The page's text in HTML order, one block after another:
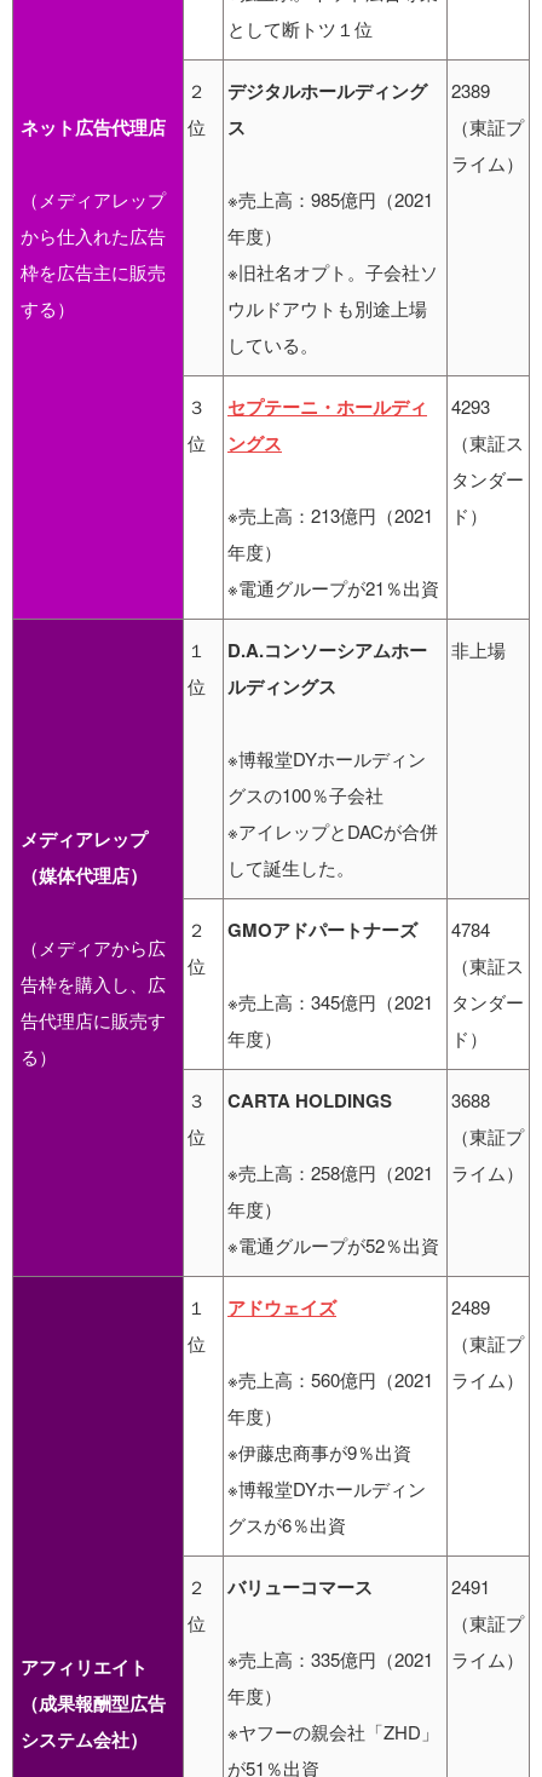
ネット広告代理店
（メディアレップ
から仕入れた広告
枠を広告主に販売
する）
として断トツ１位
２
位
デジタルホールディング
ス
※売上高：985億円（2021
年度）
※旧社名オプト。子会社ソ
ウルドアウトも別途上場
している。
2389
（東証プ
ライム）
３
位
セプテーニ・ホールディ
ングス
※売上高：213億円（2021
年度）
※電通グループが21％出資
4293
（東証ス
タンダー
ド）
メディアレップ
（媒体代理店）
（メディアから広
告枠を購入し、広
告代理店に販売す
る）
１
位
D.A.コンソーシアムホー
ルディングス
※博報堂DYホールディン
グスの100％子会社
※アイレップとDACが合併
して誕生した。
非上場
２
位
GMOアドパートナーズ
※売上高：345億円（2021
年度）
4784
（東証ス
タンダー
ド）
３
位
CARTA HOLDINGS
※売上高：258億円（2021
年度）
※電通グループが52％出資
3688
（東証プ
ライム）
アフィリエイト
（成果報酬型広告
システム会社）
１
位
アドウェイズ
※売上高：560億円（2021
年度）
※伊藤忠商事が9％出資
※博報堂DYホールディン
グスが6％出資
2489
（東証プ
ライム）
２
位
バリューコマース
※売上高：335億円（2021
年度）
※ヤフーの親会社「ZHD」
が51％出資
2491
（東証プ
ライム）